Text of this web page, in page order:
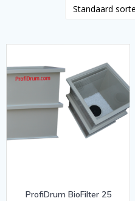
ProfiDrum BioFilter 25